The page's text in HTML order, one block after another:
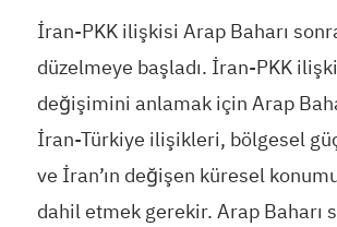
İran-PKK ilişkisi Arap Baharı
düzelmeye başladı. İran-PKK
değişimini anlamak için Arap
İran-Türkiye ilişikleri, bölgesel
ve İran’ın değişen küresel
dahil etmek gerekir. Arap Baharı